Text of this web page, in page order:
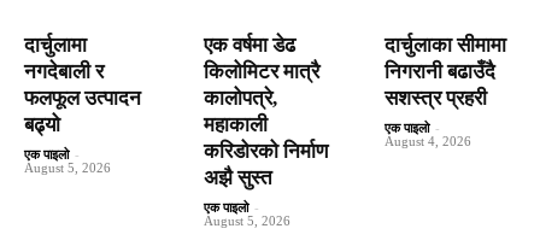
दार्चुलामा
नगदेबाली र
फलफूल उत्पादन
बढ्यो
एक पाइलो -
August 5, 2026
एक वर्षमा डेढ
किलोमिटर मात्रै
कालोपत्रे,
महाकाली
करिडोरको निर्माण
अझै सुस्त
एक पाइलो -
August 5, 2026
दार्चुलाका सीमामा
निगरानी बढाउँदै
सशस्त्र प्रहरी
एक पाइलो -
August 4, 2026